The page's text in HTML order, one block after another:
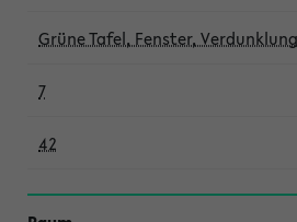
Grüne Tafel, Fenster,
7
42